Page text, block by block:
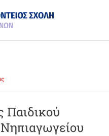
Παιδικού